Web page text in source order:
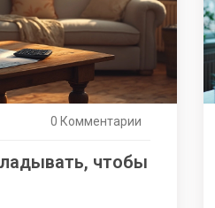
0 Комментарии
чтобы